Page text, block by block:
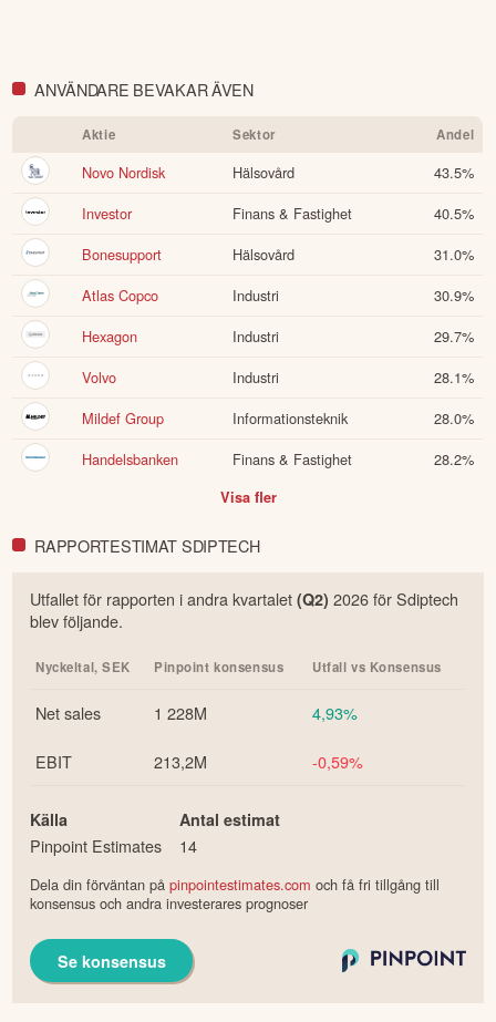
ANVÄNDARE BEVAKAR ÄVEN
Aktie Sektor Andel
Novo Nordisk Hälsovård 43.5%
Investor
Finans & Fastighet 40.5%
Bonesupport
Hälsovård 31.0%
Atlas Copco
Industri 30.9%
Hexagon
Industri 29.7%
Volvo
Industri 28.1%
Mildef Group
Informationsteknik 28.0%
Handelsbanken
Finans & Fastighet 28.2%
Visa fler
RAPPORTESTIMAT SDIPTECH
Utfallet för rapporten iandrakvartalet(Q2) 2026förSdiptech
blev följande.
Nyckeltal,SEK Pinpoint konsensus Utfall vs Konsensus
Net sales 1 228M 4,93%
EBIT 213,2M -0,59%
Källa
Pinpoint Estimates
Antal estimat
14
Dela din förväntan påpinpointestimates.com och få fri tillgång till
konsensus och andra investerares prognoser
Se konsensus